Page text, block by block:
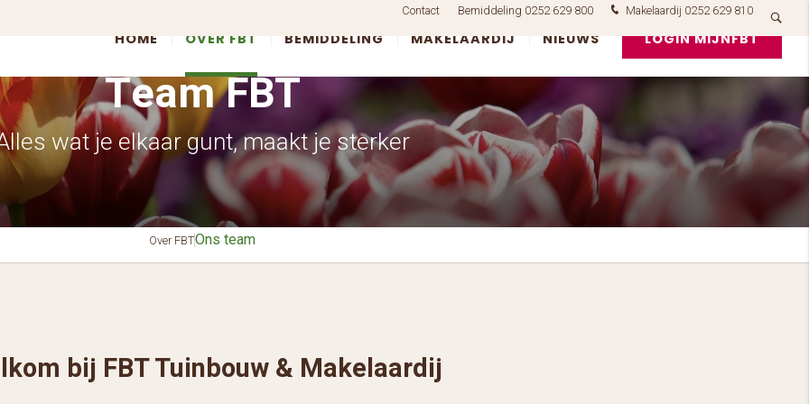
Makelaardij 0252 629 810
Contact Bemiddeling 0252 629 800
HOME OVER FBT BEMIDDELING MAKELAARDIJ NIEUWS LOGIN MIJNFBT
Team FBT
wat je elkaar gunt, maakt je sterker
Over FBTOns team
bij FBT Tuinbouw & Makelaardij